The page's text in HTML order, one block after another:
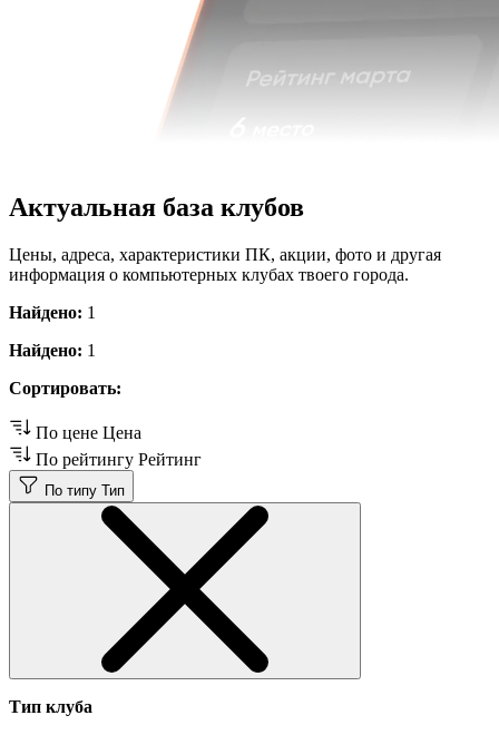
Актуальная база клубов
Цены, адреса, характеристики ПК, акции, фото и другая
информация о компьютерных клубах твоего города.
Найдено: 1
Найдено: 1
Сортировать:
По цене Цена
По рейтингу Рейтинг
По типу Тип
Тип клуба